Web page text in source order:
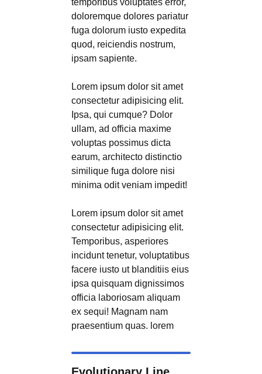
temporibus voluptates error,
doloremque dolores pariatur
fuga dolorum iusto expedita
quod, reiciendis nostrum,
ipsam sapiente.
Lorem ipsum dolor sit amet
consectetur adipisicing elit.
Ipsa, qui cumque? Dolor
ullam, ad officia maxime
voluptas possimus dicta
earum, architecto distinctio
similique fuga dolore nisi
minima odit veniam impedit!
Lorem ipsum dolor sit amet
consectetur adipisicing elit.
Temporibus, asperiores
incidunt tenetur, voluptatibus
facere iusto ut blanditiis eius
ipsa quisquam dignissimos
officia laboriosam aliquam
ex sequi! Magnam nam
praesentium quas. lorem